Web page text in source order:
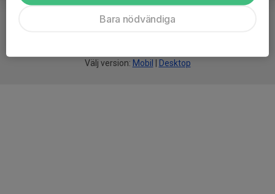
Välj version: Mobil Desktop
Bara nödvändiga